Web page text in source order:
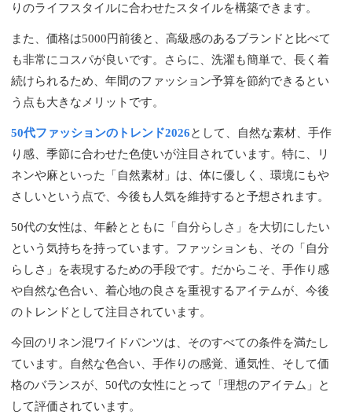
りのライフスタイルに合わせたスタイルを構築できます。
また、価格は5000円前後と、高級感のあるブランドと比べて
も非常にコスパが良いです。さらに、洗濯も簡単で、長く着
続けられるため、年間のファッション予算を節約できるとい
う点も大きなメリットです。
50代ファッションのトレンド2026として、自然な素材、手作
り感、季節に合わせた色使いが注目されています。特に、リ
ネンや麻といった「自然素材」は、体に優しく、環境にもや
さしいという点で、今後も人気を維持すると予想されます。
50代の女性は、年齢とともに「自分らしさ」を大切にしたい
という気持ちを持っています。ファッションも、その「自分
らしさ」を表現するための手段です。だからこそ、手作り感
や自然な色合い、着心地の良さを重視するアイテムが、今後
のトレンドとして注目されています。
今回のリネン混ワイドパンツは、そのすべての条件を満たし
ています。自然な色合い、手作りの感覚、通気性、そして価
格のバランスが、50代の女性にとって「理想のアイテム」と
して評価されています。